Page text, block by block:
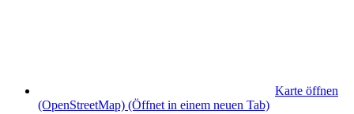
Karte öffnen
(OpenStreetMap) (Öffnet in einem neuen Tab)